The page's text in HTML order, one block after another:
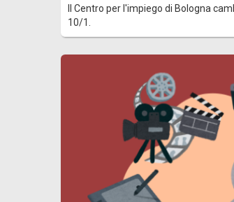
Il Centro per l'impiego di Bologna
10/1.